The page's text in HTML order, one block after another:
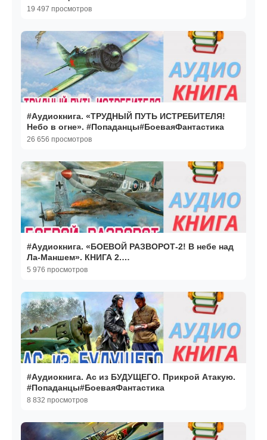
1.#Попаданцы.#БоеваяФантастика
19 497 просмотров
#Аудиокнига. «ТРУДНЫЙ ПУТЬ ИСТРЕБИТЕЛЯ!
Небо в огне». #Попаданцы#БоеваяФантастика
26 656 просмотров
#Аудиокнига. «БОЕВОЙ РАЗВОРОТ-2! В небе над
Ла-Маншем». КНИГА 2.
#Попаданцы#БоеваяФантастика
5 976 просмотров
#Аудиокнига. Ас из БУДУЩЕГО. Прикрой Атакую.
#Попаданцы#БоеваяФантастика
8 832 просмотров